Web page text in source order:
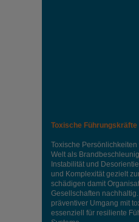
Toxische Führungskräfte
Toxische
Welt als
Instabilität und
und Komplexität gezielt
schädigen damit
Gesellschaften
präventiver Umgang mit
essenziell für resiliente